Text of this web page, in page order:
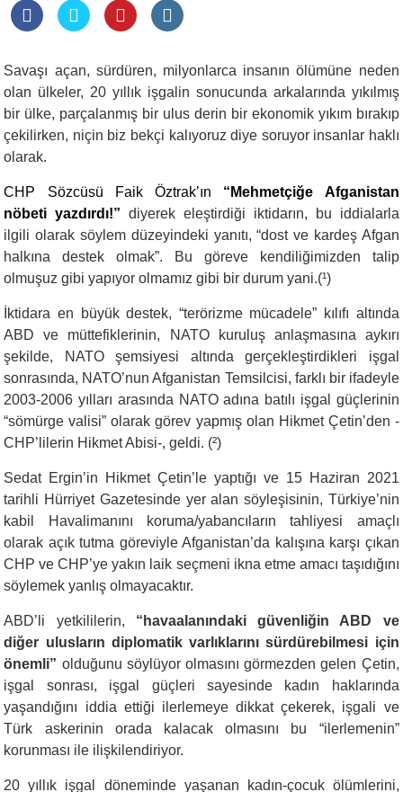
Savaşı açan, sürdüren, milyonlarca insanın ölümüne neden
olan ülkeler, 20 yıllık işgalin sonucunda arkalarında yıkılmış
bir ülke, parçalanmış bir ulus derin bir ekonomik yıkım bırakıp
çekilirken, niçin biz bekçi kalıyoruz diye soruyor insanlar haklı
olarak.
CHP Sözcüsü Faik Öztrak’ın “Mehmetçiğe Afganistan
nöbeti yazdırdı!” diyerek eleştirdiği iktidarın, bu iddialarla
ilgili olarak söylem düzeyindeki yanıtı, “dost ve kardeş Afgan
halkına destek olmak”. Bu göreve kendiliğimizden talip
olmuşuz gibi yapıyor olmamız gibi bir durum yani.(¹)
İktidara en büyük destek, “terörizme mücadele” kılıfı altında
ABD ve müttefiklerinin, NATO kuruluş anlaşmasına aykırı
şekilde, NATO şemsiyesi altında gerçekleştirdikleri işgal
sonrasında, NATO’nun Afganistan Temsilcisi, farklı bir ifadeyle
2003-2006 yılları arasında NATO adına batılı işgal güçlerinin
“sömürge valisi” olarak görev yapmış olan Hikmet Çetin’den -
CHP’lilerin Hikmet Abisi-, geldi. (²)
Sedat Ergin’in Hikmet Çetin’le yaptığı ve 15 Haziran 2021
tarihli Hürriyet Gazetesinde yer alan söyleşisinin, Türkiye’nin
kabil Havalimanını koruma/yabancıların tahliyesi amaçlı
olarak açık tutma göreviyle Afganistan’da kalışına karşı çıkan
CHP ve CHP’ye yakın laik seçmeni ikna etme amacı taşıdığını
söylemek yanlış olmayacaktır.
ABD’li yetkililerin, “havaalanındaki güvenliğin ABD ve
diğer ulusların diplomatik varlıklarını sürdürebilmesi için
önemli” olduğunu söylüyor olmasınıgörmezden gelen Çetin,
işgal sonrası, işgal güçleri sayesinde kadın haklarında
yaşandığını iddia ettiği ilerlemeye dikkat çekerek, işgali ve
Türk askerinin orada kalacak olmasını bu “ilerlemenin”
korunması ile ilişkilendiriyor.
20 yıllık işgal döneminde yaşanan kadın-çocuk ölümlerini,